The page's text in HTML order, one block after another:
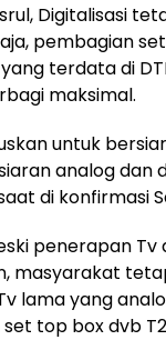
Digitalisasi
pembagian
terdata di
maksimal.
untuk
analog dan
di konfirmasi
penerapan Tv
masyarakat
lama yang
top box dvb